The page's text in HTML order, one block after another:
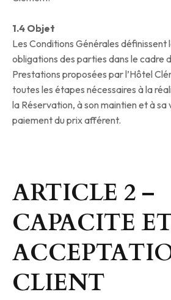
1.4 Objet
Les Conditions Générales définissent
obligations des parties dans le cadre
Prestations proposées par l’Hôtel
toutes les étapes nécessaires à la
la Réservation, à son maintien et à sa
paiement du prix afférent.
ARTICLE 2 –
CAPACITE
CLIENT